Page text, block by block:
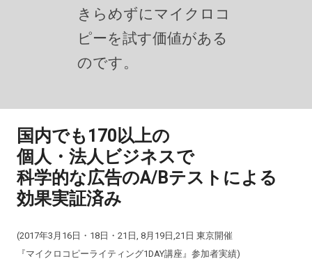
きらめずにマイクロコ
ピーを試す価値がある
のです。
国内でも170以上の
個人・法人ビジネスで
科学的な広告のA/Bテストによる
効果実証済み
(2017年3月16日・18日・21日, 8月19日,21日 東京開催
『マイクロコピーライティング1DAY講座』参加者実績)